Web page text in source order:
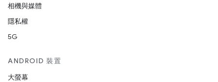
相機與媒體
隱私權
5G
ANDROID 裝置
大螢幕